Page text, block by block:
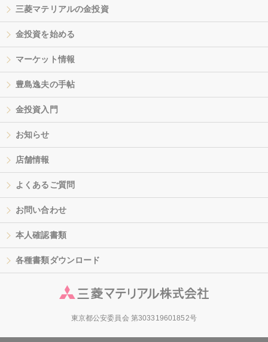
三菱マテリアルの金投資
金投資を始める
マーケット情報
豊島逸夫の手帖
金投資入門
お知らせ
店舗情報
よくあるご質問
お問い合わせ
本人確認書類
各種書類ダウンロード
東京都公安委員会 第303319601852号